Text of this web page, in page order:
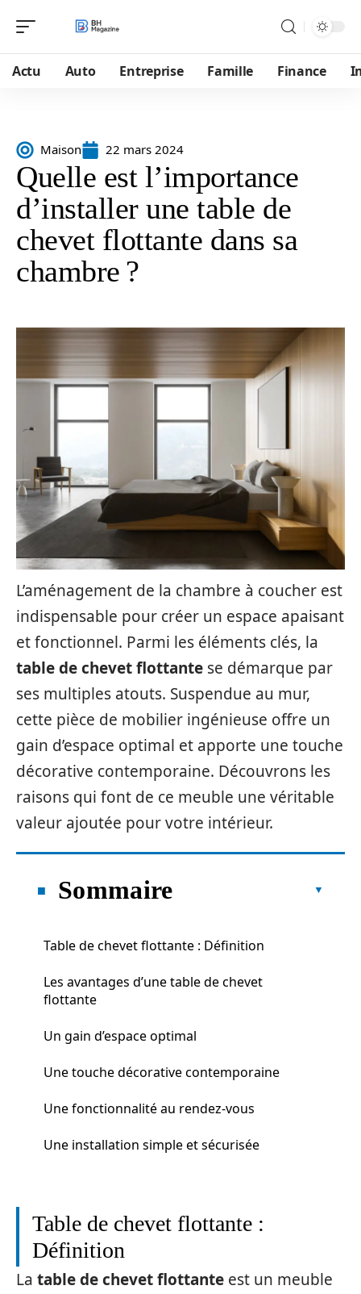
Actu Auto Entreprise Famille Finance
Maison 22 mars 2024
Quelle est l’importance
d’installer une table de
chevet flottante dans sa
chambre ?
L’aménagement de la chambre à coucher est
indispensable pour créer un espace apaisant
et fonctionnel. Parmi les éléments clés, la
table de chevet flottante se démarque par
ses multiples atouts. Suspendue au mur,
cette pièce de mobilier ingénieuse offre un
gain d’espace optimal et apporte une touche
décorative contemporaine. Découvrons les
raisons qui font de ce meuble une véritable
valeur ajoutée pour votre intérieur.
Sommaire
Table de chevet flottante : Définition
Les avantages d’une table de chevet
flottante
Un gain d’espace optimal
Une touche décorative contemporaine
Une fonctionnalité au rendez-vous
Une installation simple et sécurisée
Table de chevet flottante :
Définition
La table de chevet flottante est un meuble